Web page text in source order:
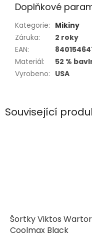
Související
Šortky Viktos
Coolmax Black
Doplňkové
Kategorie: Mikiny
Záruka:
2 roky
EAN:
Materiál:
52 %
Vyrobeno: USA